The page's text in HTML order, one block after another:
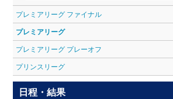
プレミアリーグ ファイナル
プレミアリーグ
プレミアリーグ プレーオフ
プリンスリーグ
日程・結果